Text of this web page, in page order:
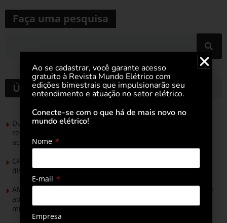
Faça uma pesquisa
Últimas notícias
Durante esforço concentrado do Congresso, setor de
renováveis apresenta no Senado Federal pautas para
acelerar transição energética
CPFL Energia e TIM se unem para criar a rede de
distribuição do futuro com tecnologia privativa
AMIG Brasil convida pré-candidatos ao Governo de Minas e
ao Senado para discutir propostas para os municípios
mineradores e afetados
Ao se cadastrar, você garante acesso
gratuito à Revista Mundo Elétrico com
edições bimestrais que impulsionarão seu
entendimento e atuação no setor elétrico.
Conecte-se com o que há de mais novo no
mundo elétrico!
Nome
E-mail
Empresa